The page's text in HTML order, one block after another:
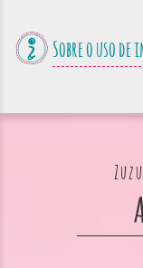
Sobre o uso de